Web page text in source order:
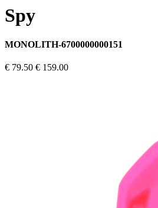
Spy
MONOLITH-6700000000151
€ 79.50 € 159.00